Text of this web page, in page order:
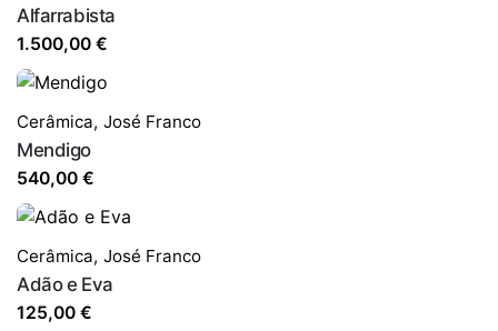
Alfarrabista
1.500,00 €
Cerâmica, José Franco
Mendigo
540,00 €
Cerâmica, José Franco
Adão e Eva
125,00 €